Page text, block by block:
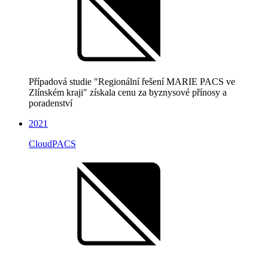
Případová studie "Regionální řešení MARIE PACS ve
Zlínském kraji" získala cenu za byznysové přínosy a
poradenství
2021
CloudPACS